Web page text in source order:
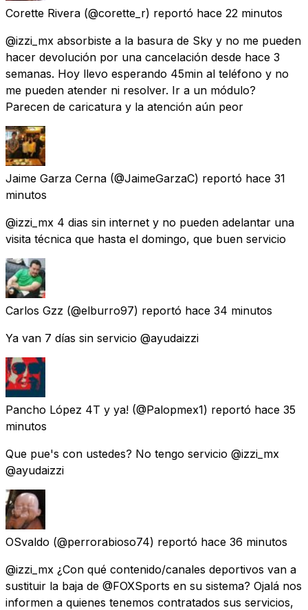
Corette Rivera (@corette_r) reportó hace 22 minutos
@izzi_mx absorbiste a la basura de Sky y no me pueden
hacer devolución por una cancelación desde hace 3
semanas. Hoy llevo esperando 45min al teléfono y no
me pueden atender ni resolver. Ir a un módulo?
Parecen de caricatura y la atención aún peor
Jaime Garza Cerna (@JaimeGarzaC) reportó hace 31
minutos
@izzi_mx 4 dias sin internet y no pueden adelantar una
visita técnica que hasta el domingo, que buen servicio
Carlos Gzz (@elburro97) reportó hace 34 minutos
Ya van 7 días sin servicio @ayudaizzi
Pancho López 4T y ya! (@Palopmex1) reportó hace 35
minutos
Que pue's con ustedes? No tengo servicio @izzi_mx
@ayudaizzi
OSvaldo (@perrorabioso74) reportó hace 36 minutos
@izzi_mx ¿Con qué contenido/canales deportivos van a
sustituir la baja de @FOXSports en su sistema? Ojalá nos
informen a quienes tenemos contratados sus servicios,